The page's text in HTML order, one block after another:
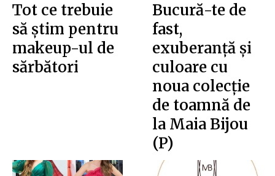
Tot ce trebuie
să știm pentru
makeup-ul de
sărbători
Bucură-te de
fast,
exuberanță și
culoare cu
noua colecție
de toamnă de
la Maia Bijou
(P)